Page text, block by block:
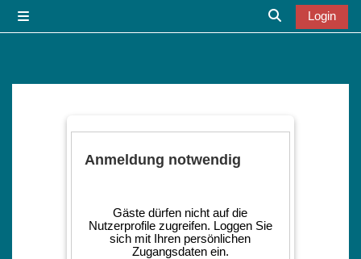
Sucheingabe
Login
Anmeldung notwendig
Gäste dürfen nicht auf die
Nutzerprofile zugreifen. Loggen Sie
sich mit Ihren persönlichen
Zugangsdaten ein.